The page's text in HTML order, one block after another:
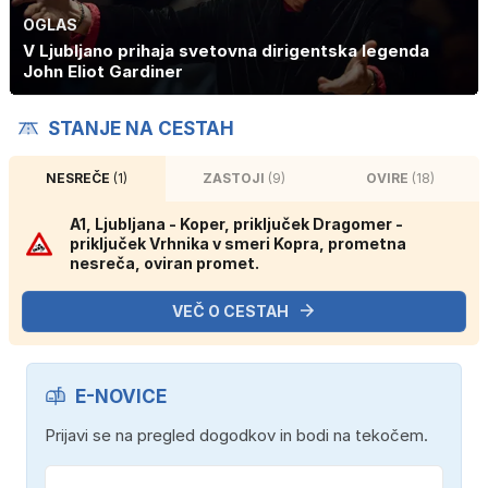
OGLAS
V Ljubljano prihaja svetovna dirigentska legenda
John Eliot Gardiner
STANJE NA CESTAH
NESREČE(1) ZASTOJI (9) OVIRE (18)
A1, Ljubljana - Koper, priključek Dragomer -
priključek Vrhnika v smeri Kopra, prometna
nesreča, oviran promet.
VEČ O CESTAH
E-NOVICE
Prijavi se na pregled dogodkov in bodi na tekočem.